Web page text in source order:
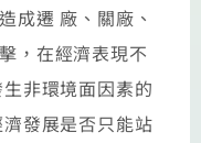
成遷 廠、關廠、
，在經濟表現不
非環境面因素的
發展是否只能站